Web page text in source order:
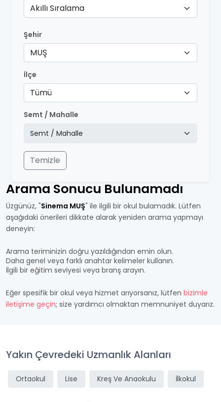
Akıllı Sıralama
Şehir
MUŞ
İlçe
Tümü
Semt / Mahalle
Temizle
Arama Sonucu Bulunamadı
Üzgünüz, "Sinema MUŞ" ile ilgili bir okul bulamadık. Lütfen
aşağıdaki önerileri dikkate alarak yeniden arama yapmayı
deneyin:
Arama teriminizin doğru yazıldığından emin olun.
Daha genel veya farklı anahtar kelimeler kullanın.
İlgili bir eğitim seviyesi veya branş arayın.
Eğer spesifik bir okul veya hizmet arıyorsanız, lütfen bizimle
iletişime geçin; size yardımcı olmaktan memnuniyet duyarız.
Yakın Çevredeki Uzmanlık Alanları
Ortaokul Lise Kreş Ve Anaokulu İlkokul